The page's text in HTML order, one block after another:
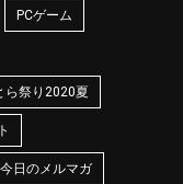
PCゲーム
ら祭り2020夏
今日のメルマガ